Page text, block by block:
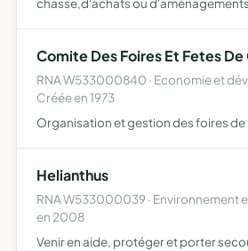
chasse,d'achats ou
Comite Des Foires Et Fetes
RNA W533000840 · Economie et
Créée en 1973
Organisation et gestion des foires de
Helianthus
RNA W533000039 · Environnement
en 2008
Venir en aide, protéger et porter